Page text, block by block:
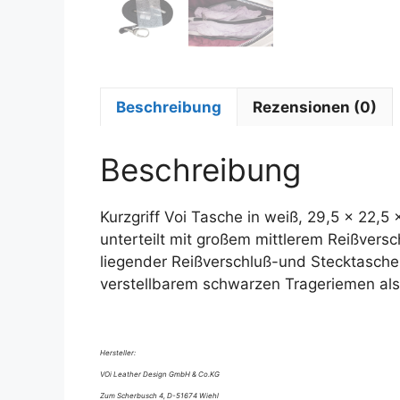
Beschreibung Rezensionen (0)
Beschreibung
Kurzgriff Voi Tasche in weiß, 29,5 x
unterteilt mit großem mittlerem
liegender Reißverschluß-und
verstellbarem schwarzen Trageriemen
Hersteller:
VOi Leather Design GmbH & Co.KG
Zum Scherbusch 4, D-51674 Wiehl